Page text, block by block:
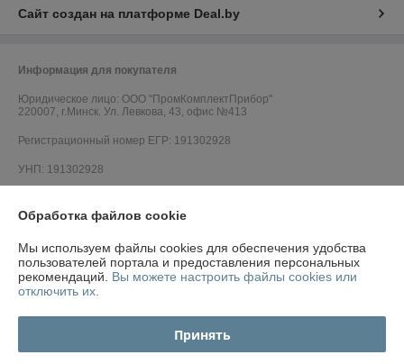
Сайт создан на платформе Deal.by
Информация для покупателя
Юридическое лицо: ООО "ПромКомплектПрибор"
220007, г.Минск. Ул. Левкова, 43, офис №413
Регистрационный номер ЕГР: 191302928
УНП: 191302928
Ссылка на свидетельство/лицензию
Ссылка на свидетельство/лицензию
Ссылка на свидетельство/лицензию
Ссылка на свидетельство/лицензию
Обработка файлов cookie
Мы используем файлы cookies для обеспечения удобства
пользователей портала и предоставления персональных
рекомендаций. Вы можете настроить файлы cookies или
отключить их.
Принять